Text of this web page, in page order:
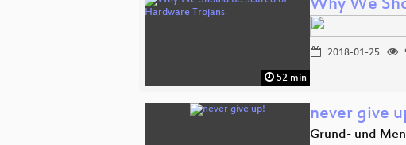
52 min
Why We
2018-01-25
never give
Grund- und